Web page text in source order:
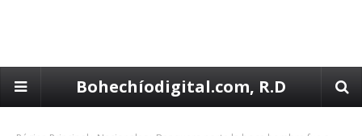
Bohechíodigital.com, R.D